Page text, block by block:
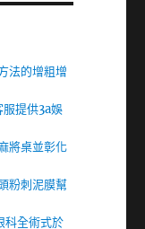
法的增粗增
提供3a娛
將桌並彰化
粉刺泥膜幫
科全術式於